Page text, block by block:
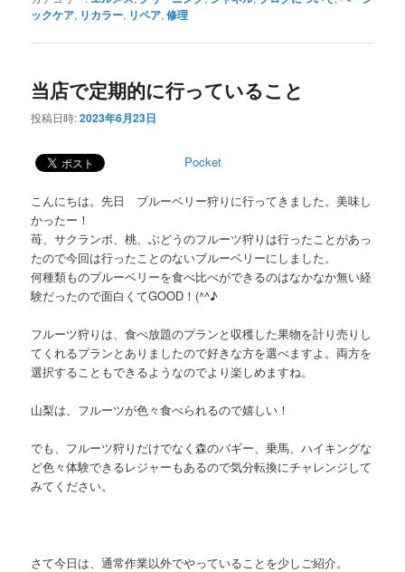
ックケア, リカラー, リペア,修理
当店で定期的に行っていること
投稿日時:2023年6月23日
Pocket
こんにちは。先日 ブルーベリー狩りに行ってきました。美味し
かったー！
苺、サクランボ、桃、ぶどうのフルーツ狩りは行ったことがあっ
たので今回は行ったことのないブルーベリーにしました。
何種類ものブルーベリーを食べ比べができるのはなかなか無い経
験だったので面白くてGOOD！(^^♪
フルーツ狩りは、食べ放題のプランと収穫した果物を計り売りし
てくれるプランとありましたので好きな方を選べますよ。両方を
選択することもできるようなのでより楽しめますね。
山梨は、フルーツが色々食べられるので嬉しい！
でも、フルーツ狩りだけでなく森のバギー、乗馬、ハイキングな
ど色々体験できるレジャーもあるので気分転換にチャレンジして
みてください。
さて今日は、通常作業以外でやっていることを少しご紹介。